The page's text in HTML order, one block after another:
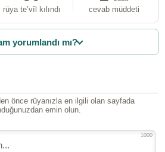
rüya te’vîl kılındı
cevab müddeti
yorumlandı mı?
önce rüyanızla en ilgili olan sayfada
emin olun.
1000